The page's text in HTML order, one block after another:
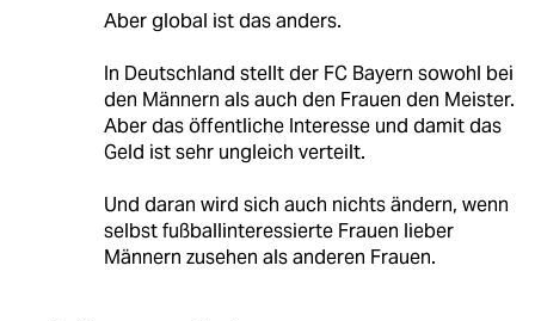
Aber global ist das anders.
In Deutschland stellt der FC Bayern sowohl bei
den Männern als auch den Frauen den Meister.
Aber das öffentliche Interesse und damit das
Geld ist sehr ungleich verteilt.
Und daran wird sich auch nichts ändern, wenn
selbst fußballinteressierte Frauen lieber
Männern zusehen als anderen Frauen.